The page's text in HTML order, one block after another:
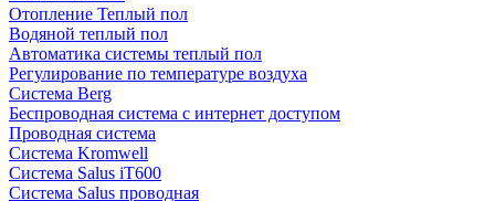
Отопление Теплый пол
Водяной теплый пол
Автоматика системы теплый пол
Регулирование по температуре воздуха
Система Berg
Беспроводная система с интернет доступом
Проводная система
Система Kromwell
Система Salus iT600
Система Salus проводная